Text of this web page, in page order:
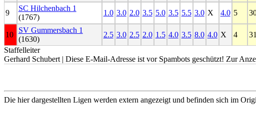
9
SC Hilchenbach 1
(1767)
1.0 3.0 2.0 3.5 5.0 3.5 5.5 3.0 X 4.0 5
10
SV Gummersbach 1
(1630)
2.5 3.0 2.5 2.0 1.5 4.0 3.5 8.0 4.0 X 4
Staffelleiter
Gerhard Schubert | Diese E-Mail-Adresse ist vor Spambots geschützt! Zur
Die hier dargestellten Ligen werden extern angezeigt und befinden sich im